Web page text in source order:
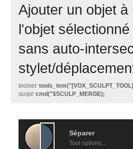
Ajouter un objet
l'objet
sans auto-
stylet/
toolset:
script: cmd("$SCULP_MERGE);
Séparer
Tool options...